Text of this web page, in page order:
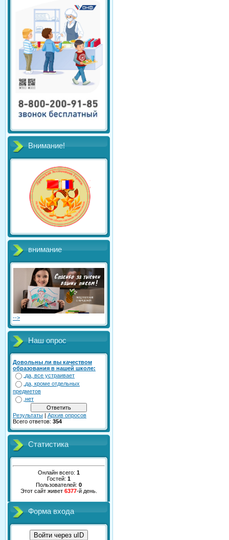
Внимание!
внимание
-->
Наш опрос
Довольны ли вы качеством
образования в нашей школе:
да, все устраивает
да, кроме отдельных
предметов
нет
Результаты | Архив опросов
Всего ответов: 354
Статистика
Онлайн всего: 1
Гостей: 1
Пользователей: 0
Этот сайт живет 6377-й день.
Форма входа
Войти через uID